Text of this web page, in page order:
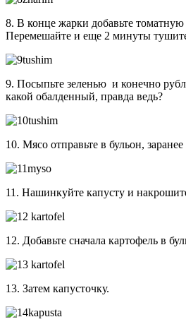
8. В конце жарки добавьте томатную
Перемешайте и еще 2 минуты
9. Посыпьте зеленью и конечно
какой обалденный, правда ведь?
10. Мясо отправьте в бульон,
11. Нашинкуйте капусту и
12. Добавьте сначала картофель в
13. Затем капусточку.